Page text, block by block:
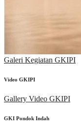
Galeri Kegiatan GKIPI
Video GKIPI
Gallery Video GKIPI
GKI Pondok Indah